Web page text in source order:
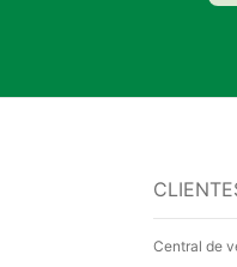
Central de